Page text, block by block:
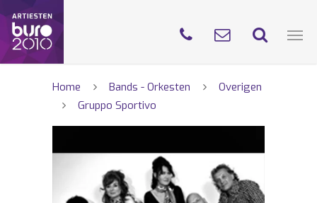
Home Bands - Orkesten
Overigen
Gruppo Sportivo